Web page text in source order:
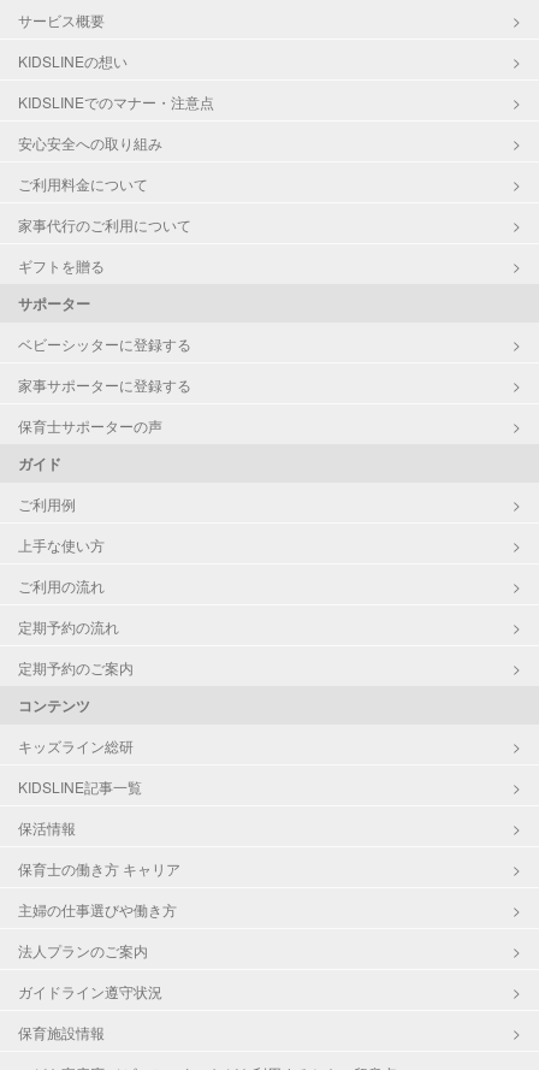
サービス概要
KIDSLINEの想い
KIDSLINEでのマナー・注意点
安心安全への取り組み
ご利用料金について
家事代行のご利用について
ギフトを贈る
サポーター
ベビーシッターに登録する
家事サポーターに登録する
保育士サポーターの声
ガイド
ご利用例
上手な使い方
ご利用の流れ
定期予約の流れ
定期予約のご案内
コンテンツ
キッズライン総研
KIDSLINE記事一覧
保活情報
保育士の働き方 キャリア
主婦の仕事選びや働き方
法人プランのご案内
ガイドライン遵守状況
保育施設情報